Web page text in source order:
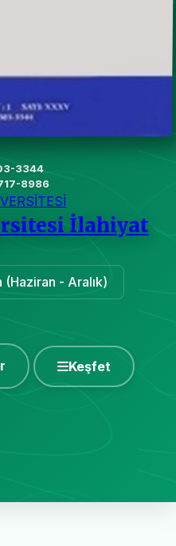
3344
8986
İlahiyat
(Haziran - Aralık)
Keşfet